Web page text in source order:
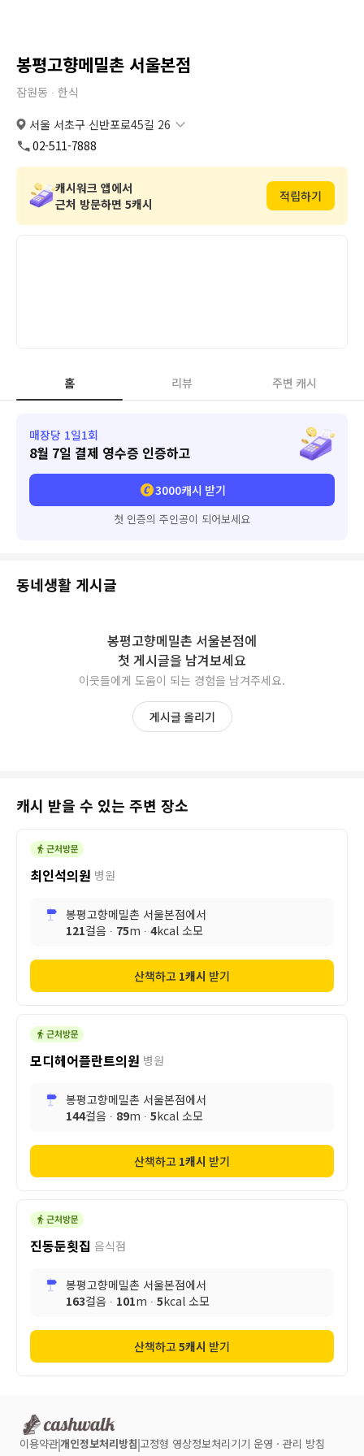
봉평고향메밀촌 서울본점
잠원동 ∙ 한식
서울 서초구 신반포로45길 26
도로명 서울 서초구 신반포로45길 26
02-511-7888
캐시워크 앱에서
근처 방문하면 5캐시
적립하기
홈 리뷰 주변 캐시
매장당 1일1회
8월 7일 결제 영수증 인증하고
3000캐시 받기
첫 인증의 주인공이 되어보세요
동네생활 게시글
봉평고향메밀촌 서울본점에
첫 게시글을 남겨보세요
이웃들에게 도움이 되는 경험을 남겨주세요.
게시글 올리기
캐시 받을 수 있는 주변 장소
최인석의원 병원
봉평고향메밀촌 서울본점에서
121걸음 ∙ 75m ∙ 4kcal 소모
산책하고 1캐시 받기
모디헤어플란트의원 병원
봉평고향메밀촌 서울본점에서
144걸음 ∙ 89m ∙ 5kcal 소모
산책하고 1캐시 받기
진동둔횟집 음식점
봉평고향메밀촌 서울본점에서
163걸음 ∙ 101m ∙ 5kcal 소모
산책하고5캐시 받기
이용약관개인정보처리방침 고정형 영상정보처리기기 운영ㆍ관리 방침